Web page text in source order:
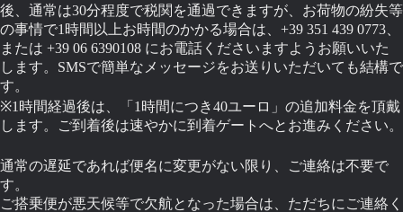
後、通常は30分程度で税関を通過できますが、お荷物の紛失等
の事情で1時間以上お時間のかかる場合は、+39 351 439 0773、
または +39 06 6390108 にお電話くださいますようお願いいた
します。SMSで簡単なメッセージをお送りいただいても結構で
す。
※1時間経過後は、「1時間につき40ユーロ」の追加料金を頂戴
します。ご到着後は速やかに到着ゲートへとお進みください。
通常の遅延であれば便名に変更がない限り、ご連絡は不要で
す。
ご搭乗便が悪天候等で欠航となった場合は、ただちにご連絡く